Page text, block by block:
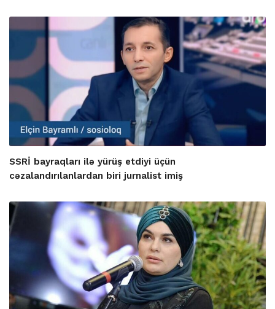
SSRİ bayraqları ilə yürüş etdiyi üçün
cəzalandırılanlardan biri jurnalist imiş